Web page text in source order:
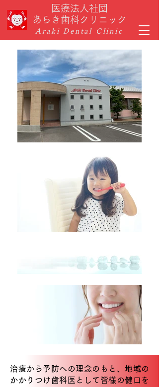
医療法人社団
あらき歯科クリニック
​Araki Dental Clinic
治療から予防への理念のもと、地域の
かかりつけ歯科医として皆様の健口を